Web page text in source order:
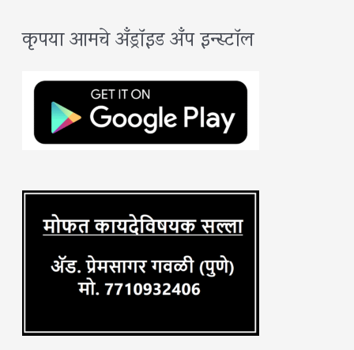
r
c
:
कृपया आमचे अँड्रॉइड अँप इन्स्टॉल